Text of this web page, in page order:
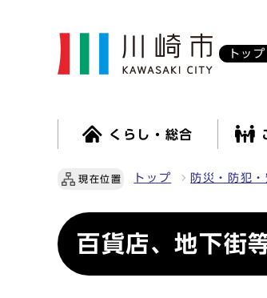
トップ
くらし・総合
現在位置 トップ 防災・防犯・
百貨店、地下街